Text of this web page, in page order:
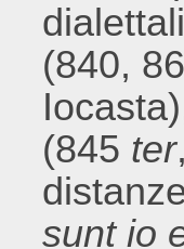
dialettali
(840,
(845 ter
sunt io